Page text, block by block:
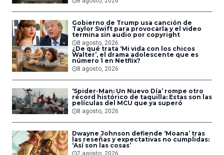
Gobierno de Trump usa canción de
Taylor Swift para provocarla y el video
termina sin audio por copyright
8 agosto, 2026
¿De qué trata ‘Mi vida con los chicos
Walter’, el drama adolescente que es
número 1 en Netflix?
8 agosto, 2026
‘Spider-Man: Un Nuevo Día’ rompe otro
récord histórico de taquilla: Estas son las
películas del MCU que ya superó
8 agosto, 2026
Dwayne Johnson defiende ‘Moana’ tras
las reseñas y expectativas no cumplidas:
‘Así son las cosas’
7 agosto, 2026